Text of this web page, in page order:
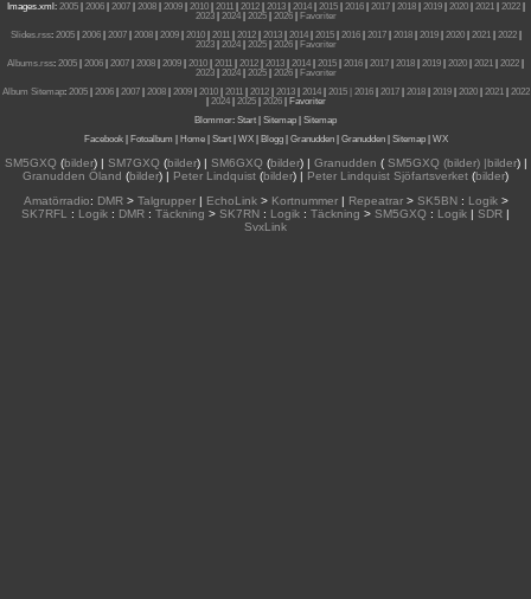
Images.xml: 2005| 2006| 2007| 2008| 2009| 2010| 2011| 2012| 2013| 2014| 2015| 2016| 2017| 2018| 2019| 2020| 2021| 2022|
2023| 2024| 2025| 2026|
Favoriter
Slides.rss: 2005| 2006| 2007| 2008| 2009| 2010| 2011| 2012| 2013| 2014| 2015| 2016| 2017| 2018| 2019| 2020| 2021| 2022|
2023| 2024| 2025| 2026|
Favoriter
Albums.rss: 2005 2006 2007 2008 2009 2010 2011 2012 2013 2014 2015 2016 2017 2018 2019 2020 2021 2022
2023| 2024| 2025| 2026|
Favoriter
Album Sitemap: 2005| 2006| 2007| 2008| 2009| 2010| 2011| 2012| 2013| 2014| 2015 | 2016| 2017| 2018| 2019| 2020| 2021| 2022
2024| 2025| 2026|
Favoriter
Blommor: Start Sitemap
Sitemap
Facebook| Fotoalbum Home| Start| WX| Blogg| Granudden| Granudden| Sitemap| WX
SM5GXQ(bilder) | SM7GXQ(bilder) | SM6GXQ(bilder) | Granudden (SM5GXQ (bilder) |bilder) |
Granudden Öland (bilder) | Peter Lindquist (bilder) | Peter Lindquist Sjöfartsverket (bilder)
Amatörradio: DMR> Talgrupper| EchoLink> Kortnummer| Repeatrar> SK5BN: Logik>
SK7RFL
: Logik : DMR : Täckning > SK7RN : Logik : Täckning > SM5GXQ : Logik | SDR |
SvxLink